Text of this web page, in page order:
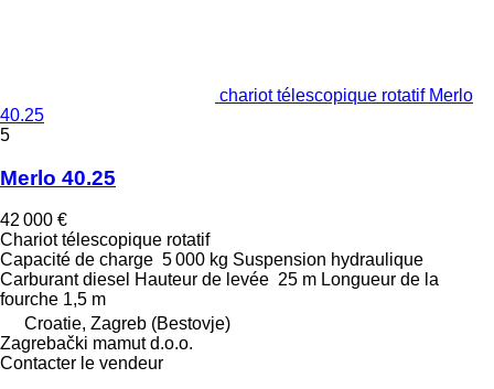
chariot télescopique rotatif Merlo
40.25
5
Merlo 40.25
42 000 €
Chariot télescopique rotatif
Capacité de charge 5 000 kg Suspension hydraulique
Carburant diesel Hauteur de levée 25 m Longueur de la
fourche 1,5 m
Croatie, Zagreb (Bestovje)
Zagrebački mamut d.o.o.
Contacter le vendeur